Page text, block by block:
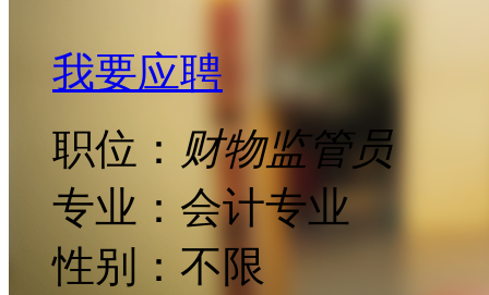
我要应聘
职位： 财物监管员
专业： 会计专业
性别： 不限